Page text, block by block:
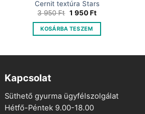
Cernit textúra Stars
3 950Ft Original
was:
3
1 950FtCurrent
is:
KOSÁRBA TESZEM
Kapcsolat
Süthető gyurma ügyfélszolgálat
Hétfő-Péntek 9.00-18.00